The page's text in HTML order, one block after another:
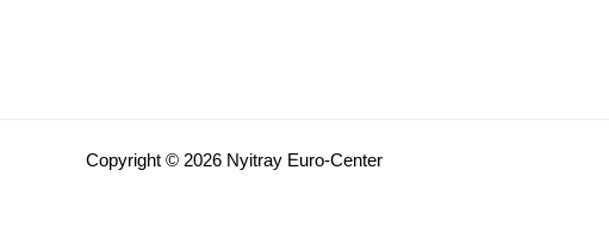
Copyright © 2026 Nyitray Euro-Center